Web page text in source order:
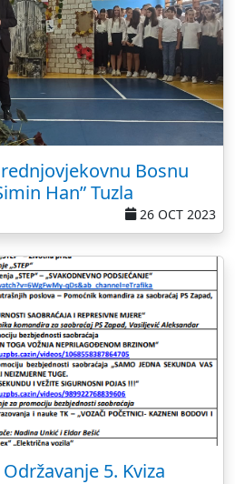
Bosnu
Han” Tuzla
26 OCT 2023
Održavanje 5. Kviza